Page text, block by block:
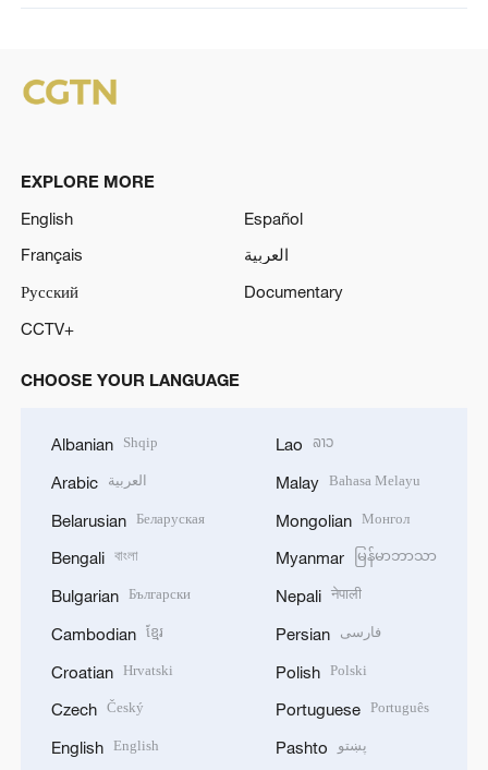
EXPLORE MORE
English
Español
Français
العربية
Русский
Documentary
CCTV+
CHOOSE YOUR LANGUAGE
Albanian Shqip
Arabic العربية
Belarusian Беларуская
Bengali বাংলা
Bulgarian Български
Cambodian ខ្មែរ
Croatian Hrvatski
Czech Český
English English
Lao ລາວ
Malay Bahasa Melayu
Mongolian Монгол
Myanmar မြန်မာဘာသာ
Nepali नेपाली
Persian فارسی
Polish Polski
Portuguese Português
Pashto پښتو